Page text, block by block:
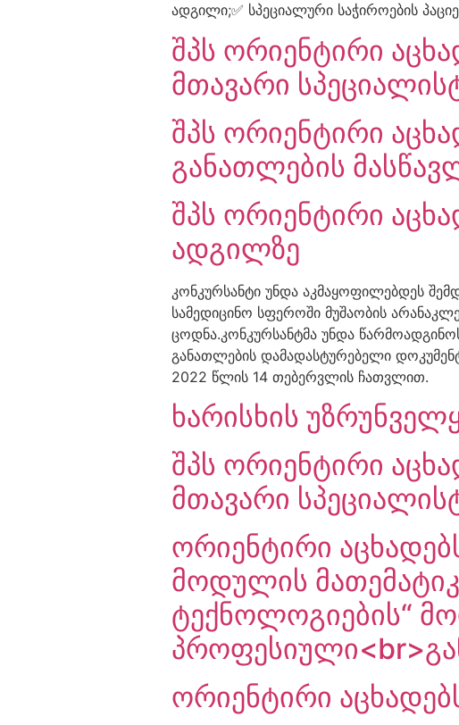
ადგილი;✅ სპეციალური საჭიროების
შპს ორიენტირი
მთავარი
შპს ორიენტირი
განათლების
შპს ორიენტირი
ადგილზე
კონკურსანტი უნდა აკმაყოფილებდეს
სამედიცინო სფეროში მუშაობის
ცოდნა.კონკურსანტმა უნდა
განათლების დამადასტურებელი
2022 წლის 14 თებერვლის ჩათვლით.
ხარისხის
შპს ორიენტირი
მთავარი
ორიენტირი
მოდულის
ტექნოლოგიების“
ორიენტირი